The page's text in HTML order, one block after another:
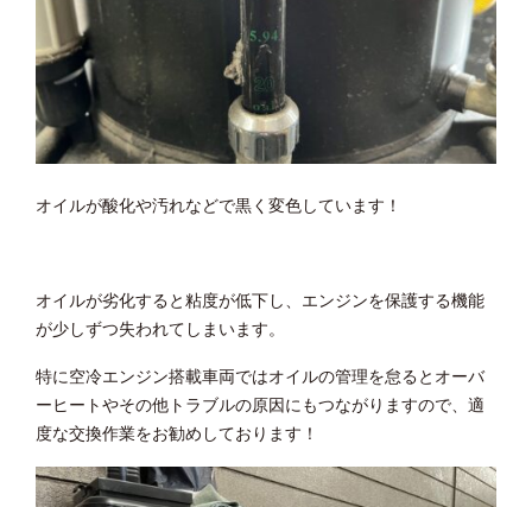
オイルが酸化や汚れなどで黒く変色しています！
オイルが劣化すると粘度が低下し、エンジンを保護する機能
が少しずつ失われてしまいます。
特に空冷エンジン搭載車両ではオイルの管理を怠るとオーバ
ーヒートやその他トラブルの原因にもつながりますので、適
度な交換作業をお勧めしております！